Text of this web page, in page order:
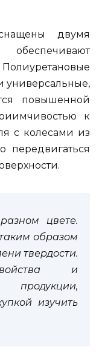
двумя
универсальные,
повышенной
к
с колесами из
передвигаться
цвете.
образом
твердости.
и
изучить